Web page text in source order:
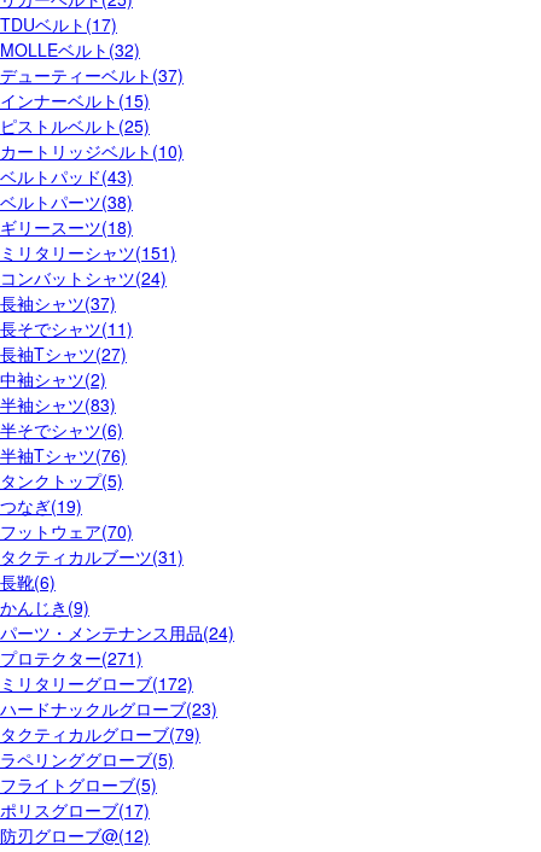
TDUベルト(17)
MOLLEベルト(32)
デューティーベルト(37)
インナーベルト(15)
ピストルベルト(25)
カートリッジベルト(10)
ベルトパッド(43)
ベルトパーツ(38)
ギリースーツ(18)
ミリタリーシャツ(151)
コンバットシャツ(24)
長袖シャツ(37)
長そでシャツ(11)
長袖Tシャツ(27)
中袖シャツ(2)
半袖シャツ(83)
半そでシャツ(6)
半袖Tシャツ(76)
タンクトップ(5)
つなぎ(19)
フットウェア(70)
タクティカルブーツ(31)
長靴(6)
かんじき(9)
パーツ・メンテナンス用品(24)
プロテクター(271)
ミリタリーグローブ(172)
ハードナックルグローブ(23)
タクティカルグローブ(79)
ラペリンググローブ(5)
フライトグローブ(5)
ポリスグローブ(17)
防刃グローブ@(12)